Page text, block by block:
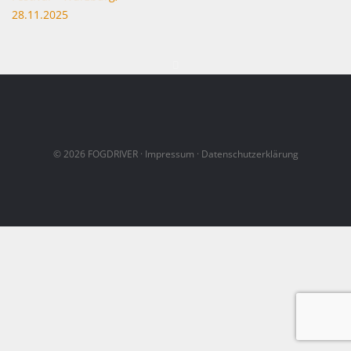
28.11.2025
© 2026 FOGDRIVER· Impressum · Datenschutzerklärung